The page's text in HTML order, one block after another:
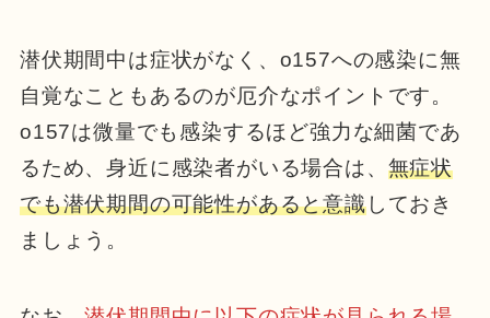
潜伏期間中は症状がなく、o157への感染に無
自覚なこともあるのが厄介なポイントです。
o157は微量でも感染するほど強力な細菌であ
るため、身近に感染者がいる場合は、 無症状
でも潜伏期間の可能性があると意識しておき
ましょう。